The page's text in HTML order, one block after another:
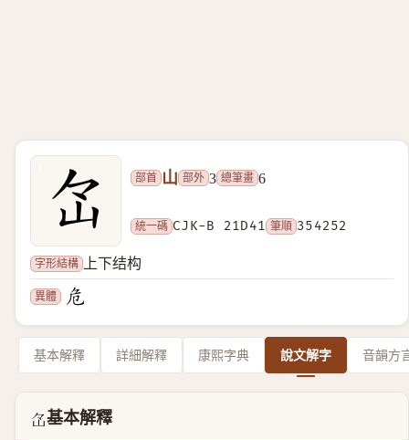
部首 山 部外 3 總筆畫 6
統一碼 CJK-B 21D41 筆順 354252
字形結構 上下结构
異體
基本解釋 詳細解釋 康熙字典 說文解字 音韻方
𡵁基本解釋